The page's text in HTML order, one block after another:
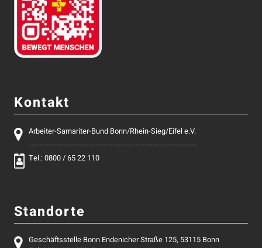
Kontakt
Arbeiter-Samariter-Bund Bonn/Rhein-Sieg/Eifel e.V.
Tel.: 0800 / 65 22 110
Standorte
Geschäftsstelle Bonn Endenicher Straße 125, 53115 Bonn